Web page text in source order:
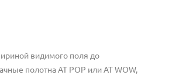
видимого поля до
полотна AT POP или AT WOW,